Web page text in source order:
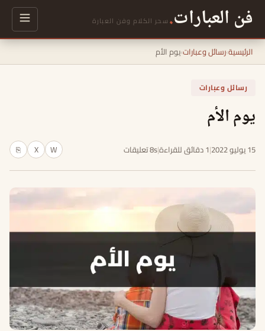
فن العبارات. سحر الكلام وفن العبارة
الرئيسية›رسائل وعبارات›يوم الأم
رسائل وعبارات
يوم الأم
15 يوليو 2022 |1 دقائق للقراءة |8s تعليقات W
X
⎘